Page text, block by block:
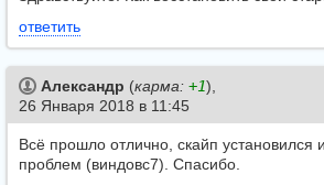
ответить
Александр (карма: +1),
26 Января 2018 в 11:45
Всё прошло отлично, скайп установился
проблем (виндовс7). Спасибо.